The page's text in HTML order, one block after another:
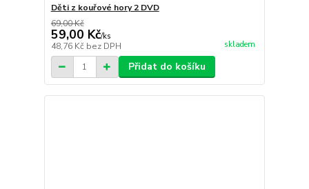
Děti z kouřové hory 2 DVD
69,00 Kč
59,00 Kč/ks
48,76 Kč bez DPH skladem
Přidat do košíku